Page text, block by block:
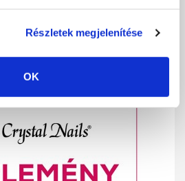
Részletek megjelenítése
OK
– mutasd meg, mit alkottál, és